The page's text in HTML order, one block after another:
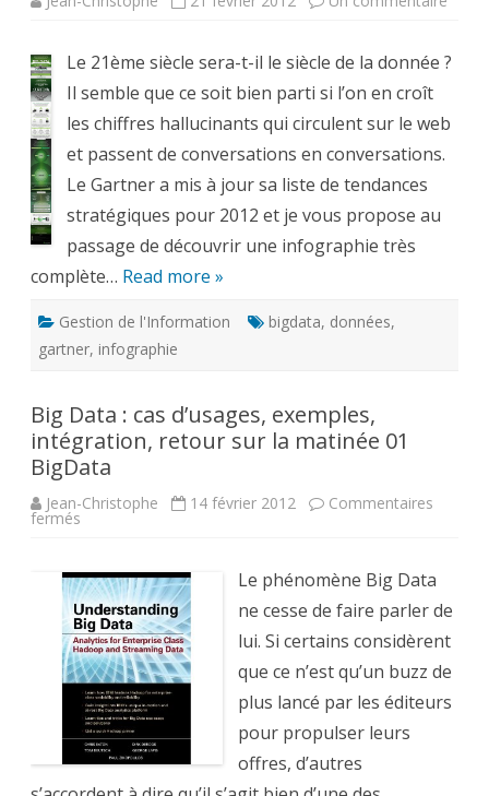
les
10
pour
2012
Le 21ème siècle sera-t-il le siècle de la donnée ?
Il semble que ce soit bien parti si l’on en croît
les chiffres hallucinants qui circulent sur le web
et passent de conversations en conversations.
Le Gartner a mis à jour sa liste de tendances
stratégiques pour 2012 et je vous propose au
passage de découvrir une infographie très
complète… Read more »
Gestion de l'Information bigdata, données,
gartner, infographie
Big Data : cas d’usages, exemples,
intégration, retour sur la matinée 01
BigData
Jean-Christophe 14 février 2012 Commentaires
fermés
cas
d’usages,
exemples,
intégration,
retour
sur
la
matinée
01
BigData
Le phénomène Big Data
ne cesse de faire parler de
lui. Si certains considèrent
que ce n’est qu’un buzz de
plus lancé par les éditeurs
pour propulser leurs
offres, d’autres